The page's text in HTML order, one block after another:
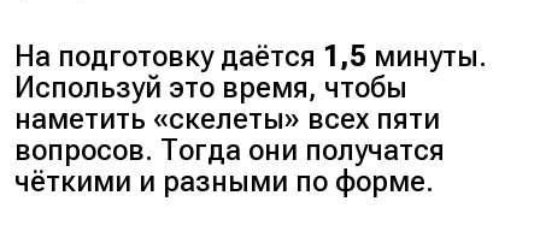
На подготовку даётся 1,5 минуты.
Используй это время, чтобы
наметить «скелеты» всех пяти
вопросов. Тогда они получатся
чёткими и разными по форме.